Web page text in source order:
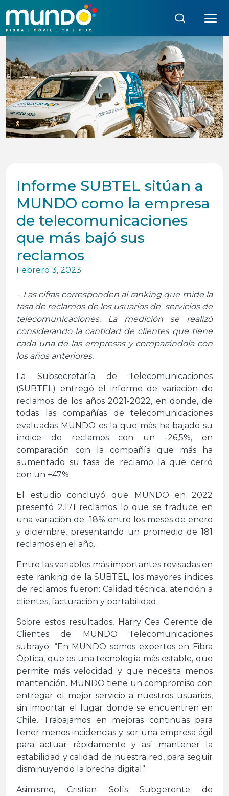
Informe SUBTEL sitúan a
MUNDO como la empresa
de telecomunicaciones
que más bajó sus
reclamos
Febrero 3, 2023
– Las cifras corresponden al ranking que mide la
tasa de reclamos de los usuarios de servicios de
telecomunicaciones. La medición se realizó
considerando la cantidad de clientes que tiene
cada una de las empresas y comparándola con
los años anteriores.
La Subsecretaría de Telecomunicaciones
(SUBTEL) entregó el informe de variación de
reclamos de los años 2021-2022, en donde, de
todas las compañías de telecomunicaciones
evaluadas MUNDO es la que más ha bajado su
índice de reclamos con un -26,5%, en
comparación con la compañía que más ha
aumentado su tasa de reclamo la que cerró
con un +47%.
El estudio concluyó que MUNDO en 2022
presentó 2.171 reclamos lo que se traduce en
una variación de -18% entre los meses de enero
y diciembre, presentando un promedio de 181
reclamos en el año.
Entre las variables más importantes revisadas en
este ranking de la SUBTEL, los mayores índices
de reclamos fueron: Calidad técnica, atención a
clientes, facturación y portabilidad.
Sobre estos resultados, Harry Cea Gerente de
Clientes de MUNDO Telecomunicaciones
subrayó: “En MUNDO somos expertos en Fibra
Óptica, que es una tecnología más estable, que
permite más velocidad y que necesita menos
mantención. MUNDO tiene un compromiso con
entregar el mejor servicio a nuestros usuarios,
sin importar el lugar donde se encuentren en
Chile. Trabajamos en mejoras continuas para
tener menos incidencias y ser una empresa ágil
para actuar rápidamente y así mantener la
estabilidad y calidad de nuestra red, para seguir
disminuyendo la brecha digital”.
Asimismo, Cristian Solís Subgerente de